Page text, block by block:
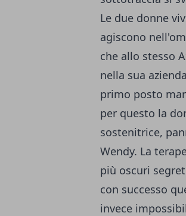
Le due donne
agiscono
che allo stesso
nella sua
primo posto
per questo la
sostenitrice,
Wendy. La
più oscuri
con successo
invece